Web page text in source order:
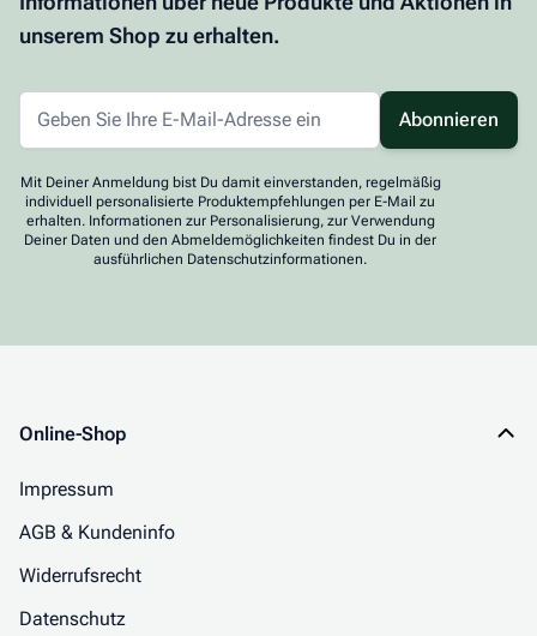
unserem Shop zu erhalten.
Abonnieren
Mit Deiner Anmeldung bist Du damit einverstanden, regelmäßig
individuell personalisierte Produktempfehlungen per E-Mail zu
erhalten. Informationen zur Personalisierung, zur Verwendung
Deiner Daten und den Abmeldemöglichkeiten findest Du in der
ausführlichen Datenschutzinformationen.
Online-Shop
Impressum
AGB & Kundeninfo
Widerrufsrecht
Datenschutz